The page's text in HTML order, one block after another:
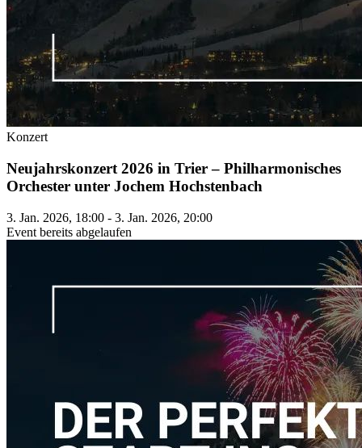
Konzert
Neujahrskonzert 2026 in Trier – Philharmonisches
Orchester unter Jochem Hochstenbach
3. Jan. 2026, 18:00 - 3. Jan. 2026, 20:00
Event bereits abgelaufen